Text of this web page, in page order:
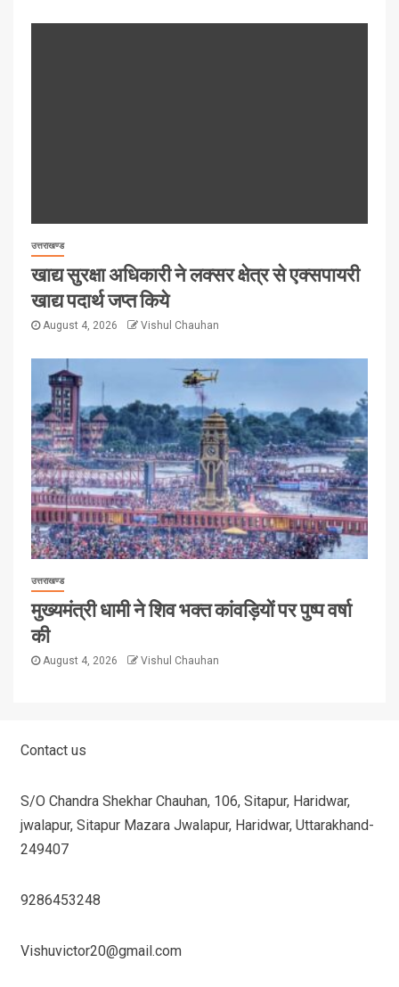
उत्तराखण्ड
खाद्य सुरक्षा अधिकारी ने लक्सर क्षेत्र से एक्सपायरी
खाद्य पदार्थ जप्त किये
August 4, 2026 Vishul Chauhan
उत्तराखण्ड
मुख्यमंत्री धामी ने शिव भक्त कांवड़ियों पर पुष्प वर्षा
की
August 4, 2026 Vishul Chauhan
Contact us
S/O Chandra Shekhar Chauhan, 106, Sitapur, Haridwar,
jwalapur, Sitapur Mazara Jwalapur, Haridwar, Uttarakhand-
249407
9286453248
Vishuvictor20@gmail.com